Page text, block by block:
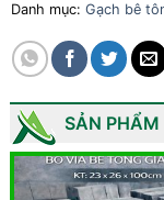
Danh mục: Gạch bê
SẢN PHẨM